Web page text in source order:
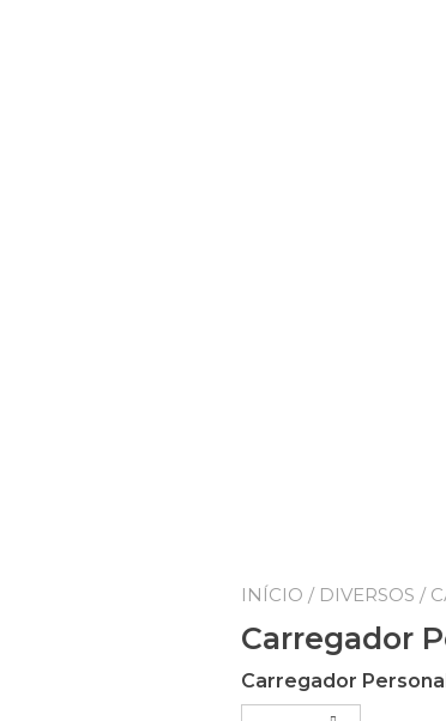
INÍCIO / DIVERSOS /
Carregador
Carregador